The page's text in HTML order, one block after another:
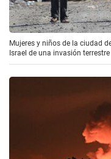
Mujeres y niños de la ciudad
Israel de una invasión